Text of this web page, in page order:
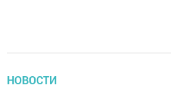
НОВОСТИ